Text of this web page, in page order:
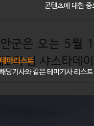
군은 오는 5월
2회 섬 샤스타데
테마리스트
해당기사와 같은 테마기사 리스트
콘텐츠에 대한 중